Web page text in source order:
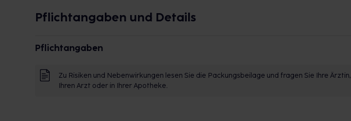
Pflichtangaben und Details
Pflichtangaben
Zu Risiken und Nebenwirkungen lesen Sie die Packungsbeilage und fragen Sie Ihre Ärztin,
Ihren Arzt oder in Ihrer Apotheke.